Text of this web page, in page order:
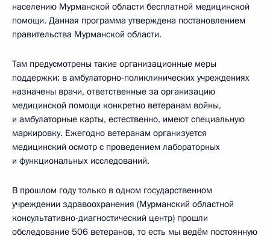
населению Мурманской области бесплатной медицинской
помощи. Данная программа утверждена постановлением
правительства Мурманской области.
Там предусмотрены такие организационные меры
поддержки: в амбулаторно-поликлинических учреждениях
назначены врачи, ответственные за организацию
медицинской помощи конкретно ветеранам войны,
и амбулаторные карты, естественно, имеют специальную
маркировку. Ежегодно ветеранам организуется
медицинский осмотр с проведением лабораторных
и функциональных исследований.
В прошлом году только в одном государственном
учреждении здравоохранения (Мурманский областной
консультативно-диагностический центр) прошли
обследование 506 ветеранов, то есть мы ведём постоянную